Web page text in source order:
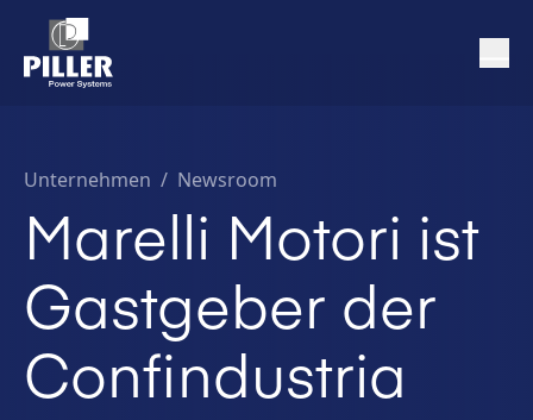
Unternehmen / Newsroom
Marelli Motori ist
Gastgeber der
Confindustria